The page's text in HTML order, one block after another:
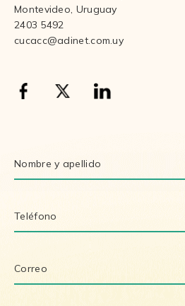
Montevideo, Uruguay
2403 5492
cucacc@adinet.com.uy